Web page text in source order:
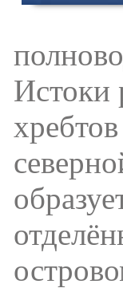
Истоки